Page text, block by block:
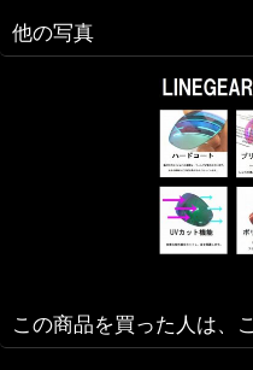
他の写真
この商品を買った人は、